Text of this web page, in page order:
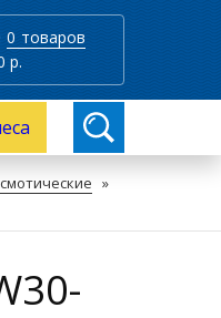
0 товаров
р.
»